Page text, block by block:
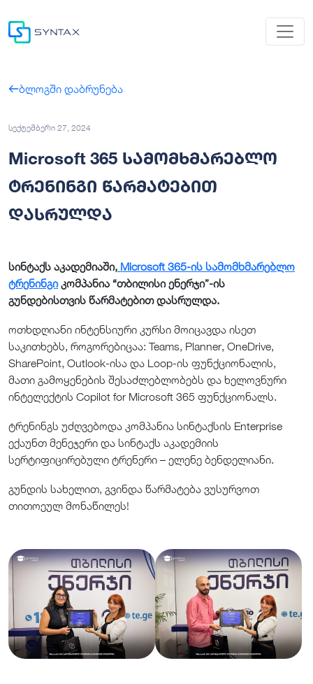
ბლოგში დაბრუნება
სექტემბერი 27, 2024
Microsoft 365 სამომხმარებლო
ტრენინგი წარმატებით
დასრულდა
სინტაქს აკადემიაში, Microsoft 365-ის სამომხმარებლო
ტრენინგიკომპანია “თბილისი ენერჯი”-ის
გუნდებისთვის წარმატებით დასრულდა.
ოთხდღიანი ინტენსიური კურსი მოიცავდა ისეთ
საკითხებს, როგორებიცაა: Teams, Planner, OneDrive,
SharePoint, Outlook-ისა და Loop-ის ფუნქციონალის,
მათი გამოყენების შესაძლებლობებს და ხელოვნური
ინტელექტის Copilot for Microsoft 365 ფუნქციონალს.
ტრენინგს უძღვებოდა კომპანია სინტაქსის Enterprise
ექაუნთ მენეჯერი და სინტაქს აკადემიის
სერტიფიცირებული ტრენერი – ელენე ბენდელიანი.
გუნდის სახელით, გვინდა წარმატება ვუსურვოთ
თითოეულ მონაწილეს!